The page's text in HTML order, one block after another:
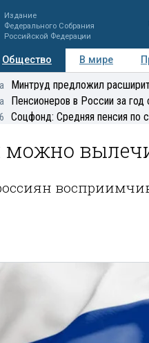
Издание
Федерального Собрания
Российской Федерации
Общество В мире
Регионы
Минтруд предложил
Пенсионеров в России за
Соцфонд: Средняя пенсия по
можно